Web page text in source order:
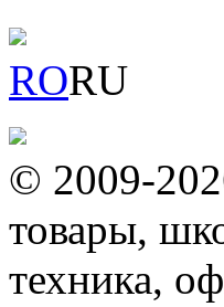
RORU
© 2009-
товары,
техника,